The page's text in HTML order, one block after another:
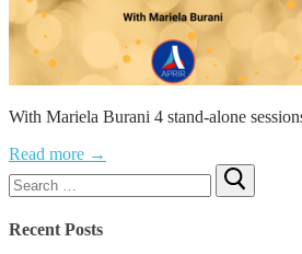
With Mariela Burani 4 stand-alone
Read more →
Search
for:
Recent Posts